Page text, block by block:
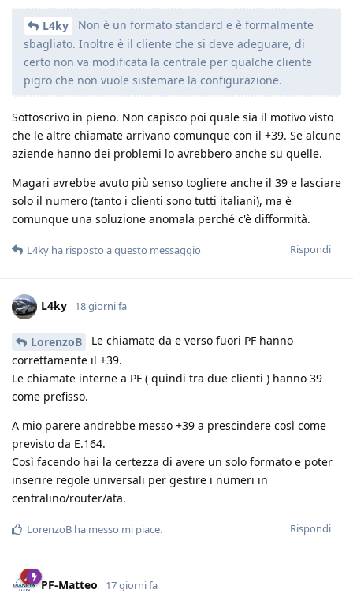
L4ky
Non è un formato standard e è formalmente
sbagliato. Inoltre è il cliente che si deve adeguare, di
certo non va modificata la centrale per qualche cliente
pigro che non vuole sistemare la configurazione.
Sottoscrivo in pieno. Non capisco poi quale sia il motivo visto
che le altre chiamate arrivano comunque con il +39. Se alcune
aziende hanno dei problemi lo avrebbero anche su quelle.
Magari avrebbe avuto più senso togliere anche il 39 e lasciare
solo il numero (tanto i clienti sono tutti italiani), ma è
comunque una soluzione anomala perché c'è difformità.
Rispondi
L4ky ha risposto a questo messaggio
L4ky 18 giorni fa
LorenzoB
Le chiamate da e verso fuori PF hanno
correttamente il +39.
Le chiamate interne a PF ( quindi tra due clienti ) hanno 39
come prefisso.
A mio parere andrebbe messo +39 a prescindere così come
previsto da E.164.
Così facendo hai la certezza di avere un solo formato e poter
inserire regole universali per gestire i numeri in
centralino/router/ata.
Rispondi
LorenzoB ha messo mi piace.
PF-Matteo 17 giorni fa